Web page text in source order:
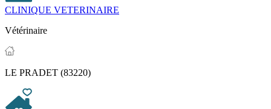
CLINIQUE VETERINAIRE
Vétérinaire
LE PRADET (83220)